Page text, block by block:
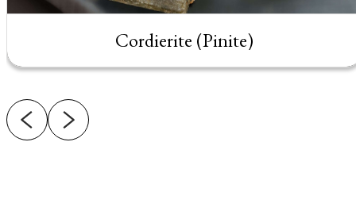
Cordierite (Pinite)